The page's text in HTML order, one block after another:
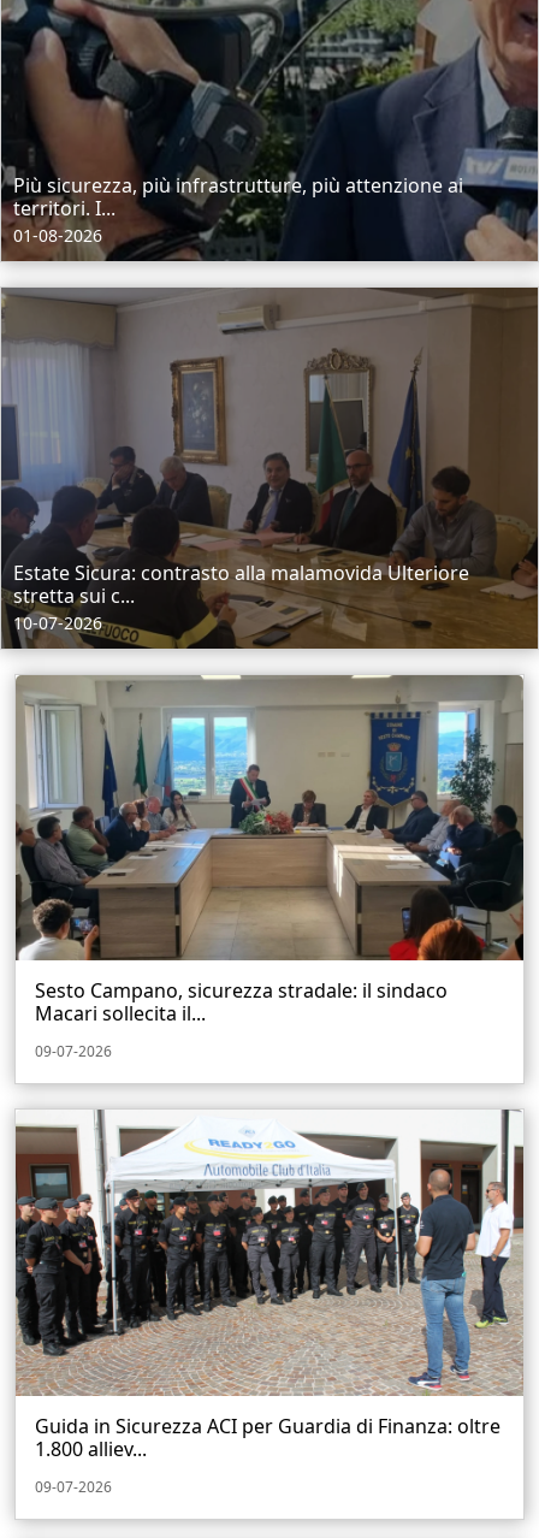
Più sicurezza, più infrastrutture, più attenzione ai
territori. I...
01-08-2026
Estate Sicura: contrasto alla malamovida Ulteriore
stretta sui c...
10-07-2026
Sesto Campano, sicurezza stradale: il sindaco
Macari sollecita il...
09-07-2026
Guida in Sicurezza ACI per Guardia di Finanza: oltre
1.800 alliev...
09-07-2026